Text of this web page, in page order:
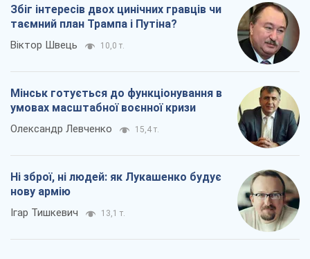
Збіг інтересів двох цинічних гравців чи
таємний план Трампа і Путіна?
Віктор Швець 10,0 т.
Мінськ готується до функціонування в
умовах масштабної воєнної кризи
Олександр Левченко 15,4 т.
Ні зброї, ні людей: як Лукашенко будує
нову армію
Ігар Тишкевич 13,1 т.